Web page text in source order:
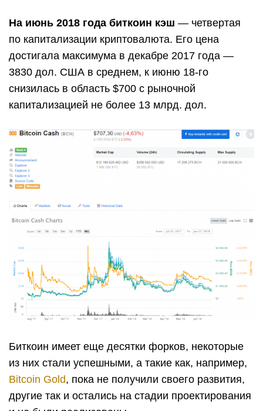
На июнь 2018 года биткоин кэш — четвертая
по капитализации криптовалюта. Его цена
достигала максимума в декабре 2017 года —
3830 дол. США в среднем, к июню 18-го
снизилась в область $700 с рыночной
капитализацией не более 13 млрд. дол.
Биткоин имеет еще десятки форков, некоторые
из них стали успешными, а такие как, например,
Bitcoin Gold, пока не получили своего развития,
другие так и остались на стадии проектирования